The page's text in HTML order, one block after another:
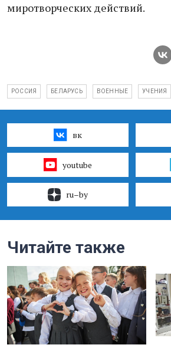
миротворческих действий.
РОССИЯ БЕЛАРУСЬ ВОЕННЫЕ УЧЕНИЯ
вк
youtube
ru–by
Читайте также